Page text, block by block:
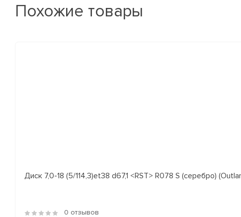
Похожие товары
Диск 7,0-18 (5/114,3)et38 d67,1 <RST> R078 S (серебро)
0 отзывов